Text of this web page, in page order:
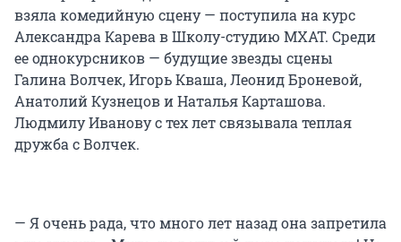
взяла комедийную сцену — поступила на курс
Александра Карева в Школу-студию МХАТ. Среди
ее однокурсников — будущие звезды сцены
Галина Волчек, Игорь Кваша, Леонид Броневой,
Анатолий Кузнецов и Наталья Карташова.
Людмилу Иванову с тех лет связывала теплая
дружба с Волчек.
— Я очень рада, что много лет назад она запретила